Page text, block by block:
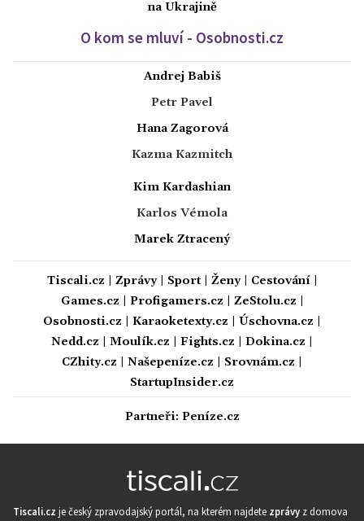
na Ukrajině
O kom se mluví - Osobnosti.cz
Andrej Babiš
Petr Pavel
Hana Zagorová
Kazma Kazmitch
Kim Kardashian
Karlos Vémola
Marek Ztracený
Tiscali.cz Zprávy| Sport| Ženy| Cestování|
Games.cz
Profigamers.cz ZeStolu.cz
Osobnosti.cz
Karaoketexty.cz Úschovna.cz
Nedd.cz
Moulík.cz Fights.cz Dokina.cz
CZhity.cz
Našepeníze.cz Srovnám.cz
StartupInsider.cz
Partneři: Peníze.cz
Tiscali.cz je český zpravodajský portál, na kterém najdete zprávy z domova